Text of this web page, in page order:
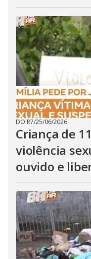
DO R7/25/06/2026
Criança de
violência
ouvido e